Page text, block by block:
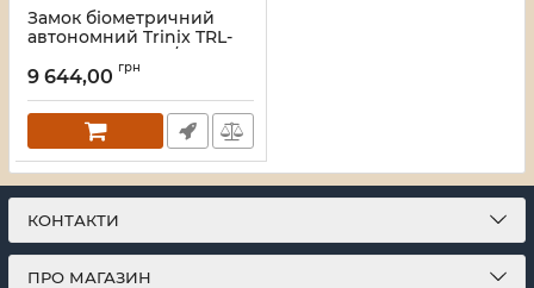
Замок біометричний
автономний Trinix TRL-
8804BTV Black L/R з
Bluetooth та Wi-Fi,
долоней, зчитувачем
відбитків пальців і карт
Mifare
Артикул:65-00087
9 644,00 грн
КОНТАКТИ
ПРО МАГАЗИН